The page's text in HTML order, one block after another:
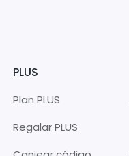
PLUS
Plan PLUS
Regalar PLUS